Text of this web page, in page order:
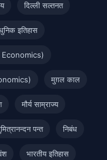
दिल्ली सल्तनत
इतिहास
Economics)
मुग़ल काल
मौर्य साम्राज्य
पन्त निबंध
भारतीय इतिहास